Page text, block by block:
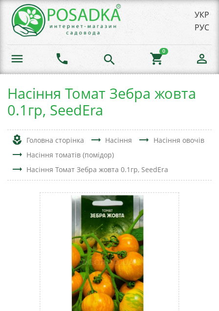
УКР
РУС
menu phone search shopping_cart
0
person_outline
Насіння Томат Зебра жовта
0.1гр, SeedEra
local_florist Головна сторінка trending_flat Насіння trending_flat Насіння овочів
trending_flat Насіння томатів (помідор)
trending_flat Насіння Томат Зебра жовта 0.1гр, SeedEra